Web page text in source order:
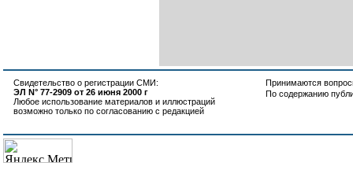
Свидетельство о регистрации СМИ:
ЭЛ N° 77-2909 от 26 июня 2000 г
Любое использование материалов и иллюстраций
возможно только по согласованию с редакцией
Принимаются
По содержанию